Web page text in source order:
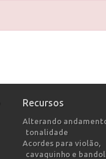
Recursos
Alterando
tonalidade
Acordes para violão,
cavaquinho e